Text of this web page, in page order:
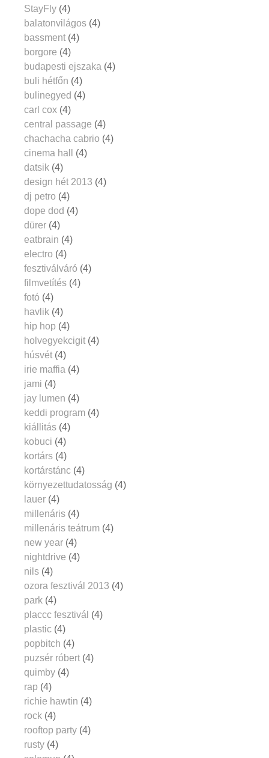
StayFly (4)
balatonvilágos (4)
bassment (4)
borgore (4)
budapesti ejszaka (4)
buli hétfőn (4)
bulinegyed (4)
carl cox (4)
central passage (4)
chachacha cabrio (4)
cinema hall
(4)
datsik (4)
design hét 2013 (4)
dj petro (4)
dope dod (4)
dürer (4)
eatbrain (4)
electro (4)
fesztiválváró (4)
filmvetítés (4)
fotó (4)
havlik (4)
hip hop (4)
holvegyekcigit (4)
húsvét (4)
irie maffia (4)
jami (4)
jay lumen (4)
keddi program (4)
kiállitás (4)
kobuci (4)
kortárs (4)
kortárstánc (4)
környezettudatosság (4)
lauer (4)
millenáris (4)
millenáris teátrum (4)
new year (4)
nightdrive (4)
nils (4)
ozora fesztivál 2013 (4)
park (4)
placcc fesztivál (4)
plastic (4)
popbitch (4)
puzsér róbert (4)
quimby (4)
rap (4)
richie hawtin (4)
rock (4)
rooftop party (4)
rusty (4)